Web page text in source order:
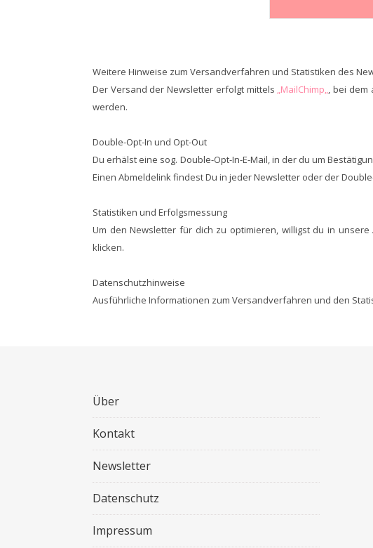
Weitere Hinweise zum Versandverfahren und Statistiken des
Der Versand der Newsletter erfolgt mittels „MailChimp„, bei dem
werden.
Double-Opt-In und Opt-Out
Du erhälst eine sog. Double-Opt-In-E-Mail, in der du um
Einen Abmeldelink findest Du in jeder Newsletter oder der
Statistiken und Erfolgsmessung
Um den Newsletter für dich zu optimieren, willigst du in
klicken.
Datenschutzhinweise
Ausführliche Informationen zum Versandverfahren und den
Über
Kontakt
Newsletter
Datenschutz
Impressum